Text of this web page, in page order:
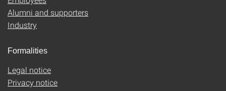
Alumni and supporters
Industry
Formalities
Legal notice
Privacy notice